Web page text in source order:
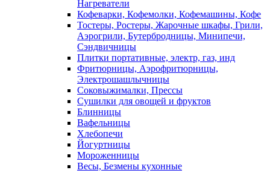
Нагреватели
Кофеварки, Кофемолки, Кофемашины, Кофе
Тостеры, Ростеры, Жарочные шкафы, Грили,
Аэрогрили, Бутербродницы, Минипечи,
Сэндвичницы
Плитки портативные, электр, газ, инд
Фритюрницы, Аэрофритюрницы,
Электрошашлычницы
Соковыжималки, Прессы
Сушилки для овощей и фруктов
Блинницы
Вафельницы
Хлебопечи
Йогуртницы
Мороженницы
Весы, Безмены кухонные